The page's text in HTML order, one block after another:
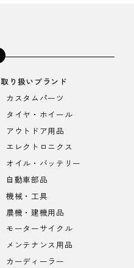
取り扱いブランド
カスタムパーツ
タイヤ・ホイール
アウトドア用品
エレクトロニクス
オイル・バッテリー
自動車部品
機械・工具
農機・建機用品
モーターサイクル
メンテナンス用品
カーディーラー